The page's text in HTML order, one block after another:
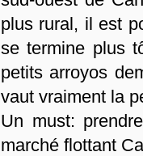
plus rural, il est
se termine plus
petits arroyos
vaut vraiment la
Un must:
marché flottant